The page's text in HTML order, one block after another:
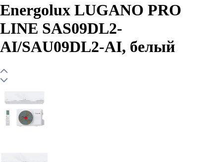
Energolux LUGANO PRO
LINE SAS09DL2-
AI/SAU09DL2-AI, белый